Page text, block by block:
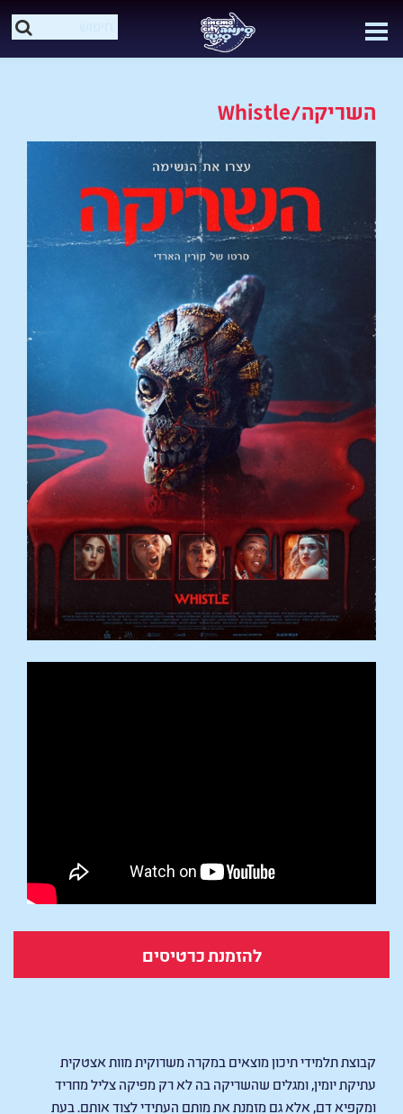
השריקה/Whistle
להזמנת כרטיסים
קבוצת תלמידי תיכון מוצאים במקרה משרוקית מוות אצטקית
עתיקת יומין, ומגלים שהשריקה בה לא רק מפיקה צליל מחריד
ומקפיא דם, אלא גם מזמנת את מותם העתידי לצוד אותם. בעת